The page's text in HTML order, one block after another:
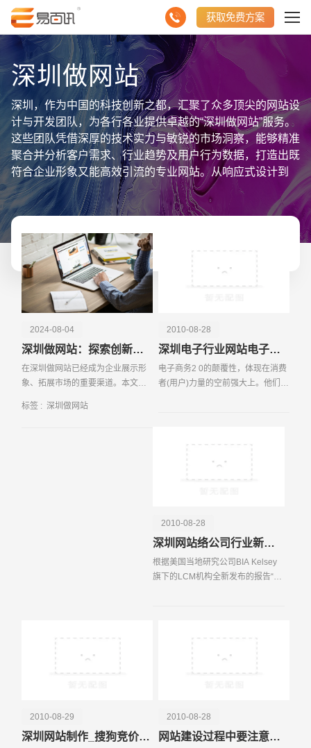
获取免费方案
深圳做网站
深圳，作为中国的科技创新之都，汇聚了众多顶尖的网站设
计与开发团队，为各行各业提供卓越的“深圳做网站”服务。
这些团队凭借深厚的技术实力与敏锐的市场洞察，能够精准
聚合并分析客户需求、行业趋势及用户行为数据，打造出既
符合企业形象又能高效引流的专业网站。从响应式设计到
SEO优化，从内容管理系统到高级交互功能，深圳的网站
建设服务覆盖了网站的每一个细节，确保网站在视觉、功
能、性能上都达到顶尖水平。选择深圳做网站，即是选择了
一个能够助力企业数字化转型、提升品牌影响力的强大伙
伴。
2024-08-04
深圳做网站：探索创新之都的互联网建站服务
在深圳做网站已经成为企业展示形
象、拓展市场的重要渠道。本文将
服务特色、行业趋势以及如何选择
标签 : 深圳做网站
2010-08-28
深圳电子行业网站电子商务规模化
电子商务2 0的颠覆性，体现在消费
者(用户)力量的空前强大上。他们的
2010-08-28
深圳网站络公司行业新闻之美国中小型企业广告支出水平处于较高层次
根据美国当地研究公司BIA Kelsey
旗下的LCM机构全新发布的报告“中
2010-08-28
网站建设过程中要注意哪些细节问题？
2010-08-29
深圳网站制作_搜狗竞价排名
请输入您的公司名称